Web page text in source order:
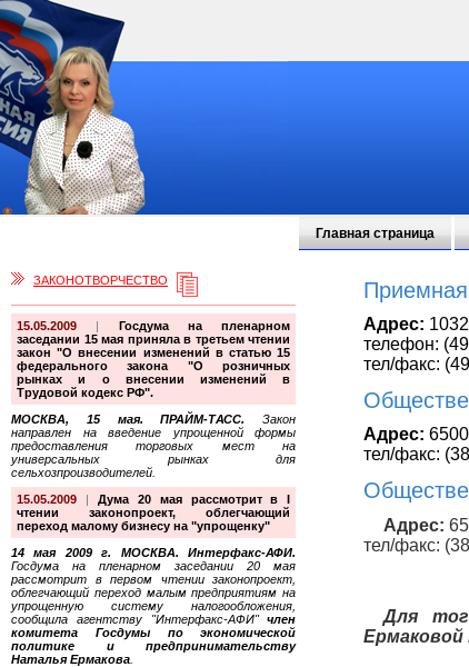
Главная страница
ЗАКОНОТВОРЧЕСТВО
15.05.2009 | Госдума на пленарном
заседании 15 мая приняла в третьем чтении
закон "О внесении изменений в статью 15
федерального закона "О розничных
рынках и о внесении изменений в
Трудовой кодекс РФ".
МОСКВА, 15 мая. ПРАЙМ-ТАСС.
Закон
направлен на введение упрощенной формы
предоставления торговых мест на
универсальных рынках для
сельхозпроизводителей.
15.05.2009 | Дума 20 мая рассмотрит в I
чтении законопроект, облегчающий
переход малому бизнесу на "упрощенку"
14 мая 2009 г. МОСКВА. Интерфакс-АФИ.
Госдума на пленарном заседании 20 мая
рассмотрит в первом чтении законопроект,
облегчающий переход малым предприятиям на
упрощенную систему налогообложения,
сообщила агентству "Интерфакс-АФИ"член
комитета Госдумы по экономической
политике и предпринимательству
Наталья Ермакова
Адрес:
телефон:
тел/факс:
Адрес:
тел/факс:
Адрес:
тел/факс:
Для
Ермаковой